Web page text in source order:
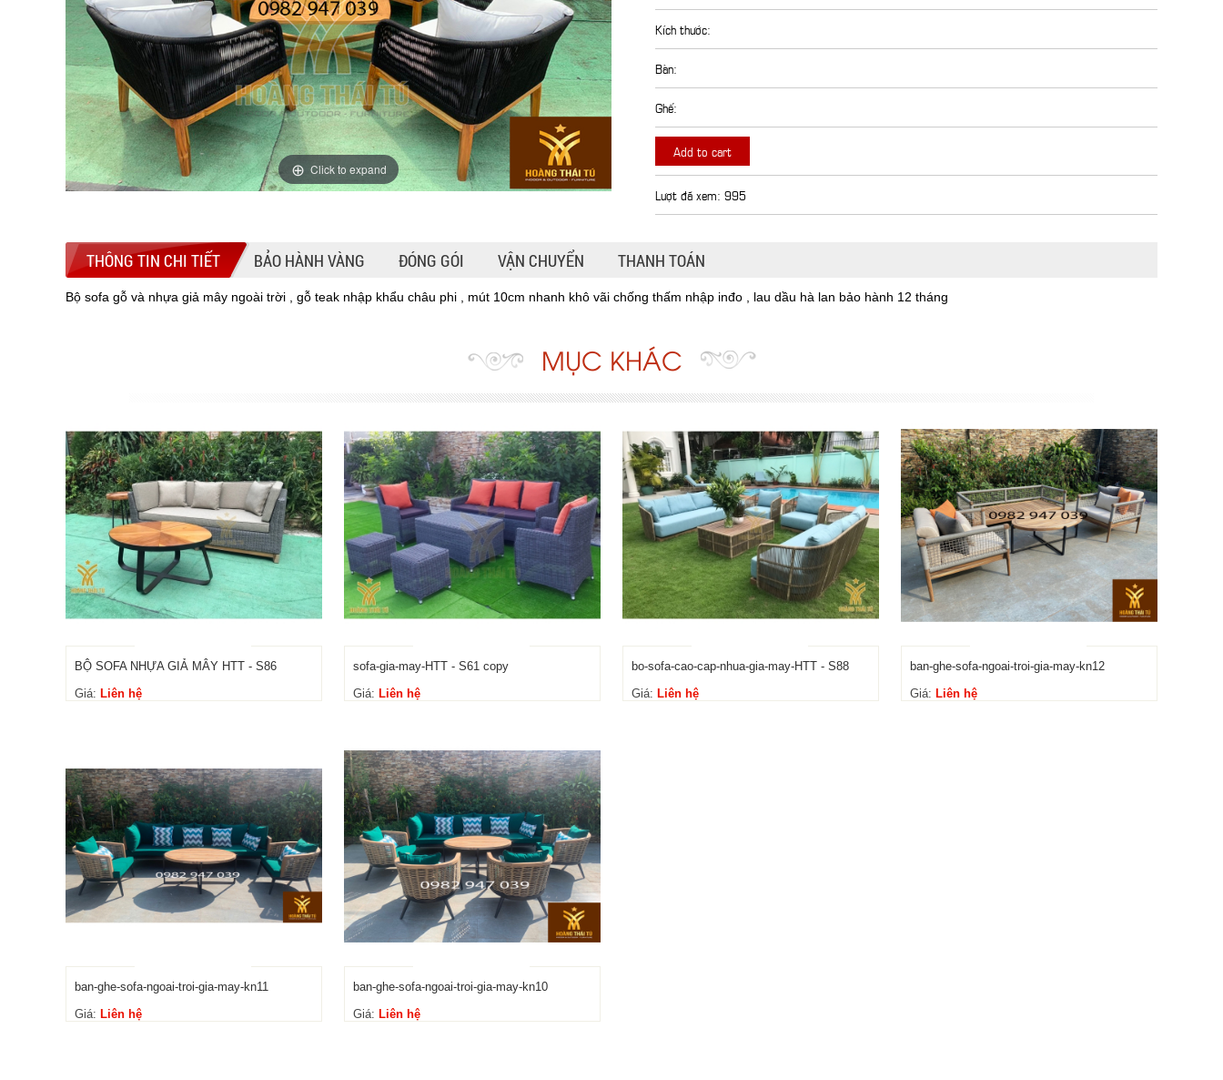
Click to expand
Kích thước:
Bàn:
Ghế:
Add to cart
Lượt đã xem: 995
THÔNG TIN CHI TIẾT BẢO HÀNH VÀNG ĐÓNG GÓI VẬN CHUYỂN THANH TOÁN
Bộ sofa gỗ và nhựa giả mây ngoài trời , gỗ teak nhập khẩu châu phi , mút 10cm nhanh khô vãi chống thấm nhập inđo , lau dầu hà lan bảo hành 12 tháng
MỤC KHÁC
BỘ SOFA NHỰA GIẢ MÂY HTT - S86
Giá: Liên hệ
sofa-gia-may-HTT - S61 copy
Giá: Liên hệ
bo-sofa-cao-cap-nhua-gia-may-HTT - S88
Giá: Liên hệ
ban-ghe-sofa-ngoai-troi-gia-may-kn12
Giá: Liên hệ
ban-ghe-sofa-ngoai-troi-gia-may-kn11
Giá: Liên hệ
ban-ghe-sofa-ngoai-troi-gia-may-kn10
Giá: Liên hệ